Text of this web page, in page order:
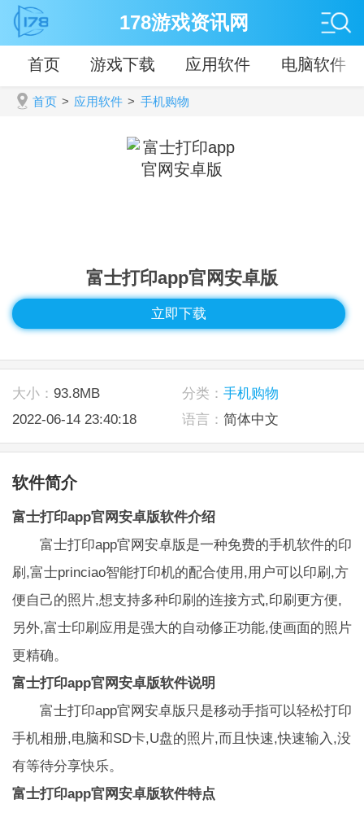
178游戏资讯网
首页 游戏下载 应用软件 电脑软件
首页 > 应用软件 > 手机购物
富士打印app官网安卓版
立即下载
大小： 93.8MB 分类： 手机购物
2022-06-14 23:40:18
语言： 简体中文
软件简介
富士打印app官网安卓版软件介绍
富士打印app官网安卓版是一种免费的手机软件的印
刷,富士princiao智能打印机的配合使用,用户可以印刷,方
便自己的照片,想支持多种印刷的连接方式,印刷更方便,
另外,富士印刷应用是强大的自动修正功能,使画面的照片
更精确。
富士打印app官网安卓版软件说明
富士打印app官网安卓版只是移动手指可以轻松打印
手机相册,电脑和SD卡,U盘的照片,而且快速,快速输入,没
有等待分享快乐。
富士打印app官网安卓版软件特点